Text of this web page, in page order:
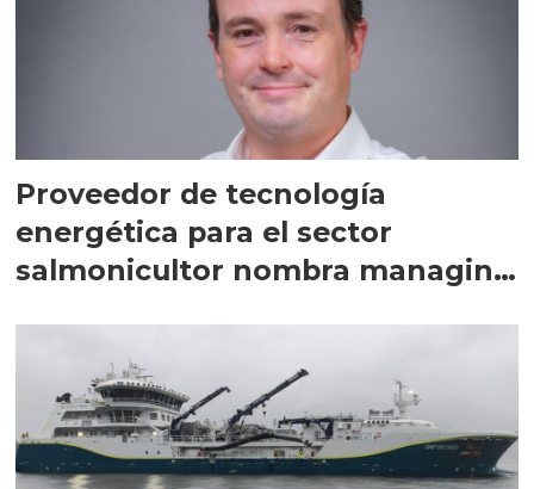
Proveedor de tecnología
energética para el sector
salmonicultor nombra managing